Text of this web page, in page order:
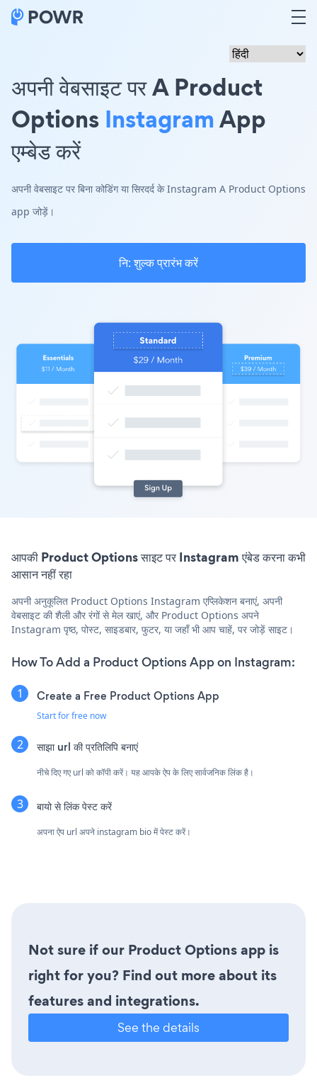
अपनी वेबसाइट पर A Product
Options InstagramApp
एम्बेड करें
अपनी वेबसाइट पर बिना कोडिंग या सिरदर्द के Instagram A Product Options
app जोड़ें।
नि: शुल्क प्रारंभ करें
आपकी Product Options साइट पर Instagram एंबेड करना कभी
आसान नहीं रहा
अपनी अनुकूलित Product Options Instagram एप्लिकेशन बनाएं, अपनी
वेबसाइट की शैली और रंगों से मेल खाएं, और Product Options अपने
Instagram पृष्ठ, पोस्ट, साइडबार, फुटर, या जहाँ भी आप चाहें, पर जोड़ें साइट।
How To Add a Product Options App on Instagram:
Create a Free Product Options App
Start for free now
साझा url की प्रतिलिपि बनाएं
नीचे दिए गए url को कॉपी करें। यह आपके ऐप के लिए सार्वजनिक लिंक है।
बायो से लिंक पेस्ट करें
अपना ऐप url अपने instagram bio में पेस्ट करें।
Not sure if our Product Options app is
right for you? Find out more about its
features and integrations.
See the details